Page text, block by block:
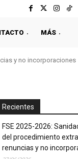
MÁS
y no incorporaciones
Recientes
FSE 2025-2026:
del procedimiento
renuncias y no